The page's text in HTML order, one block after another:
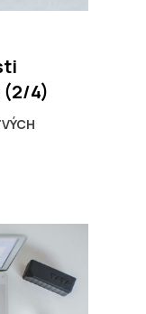
(2/4)